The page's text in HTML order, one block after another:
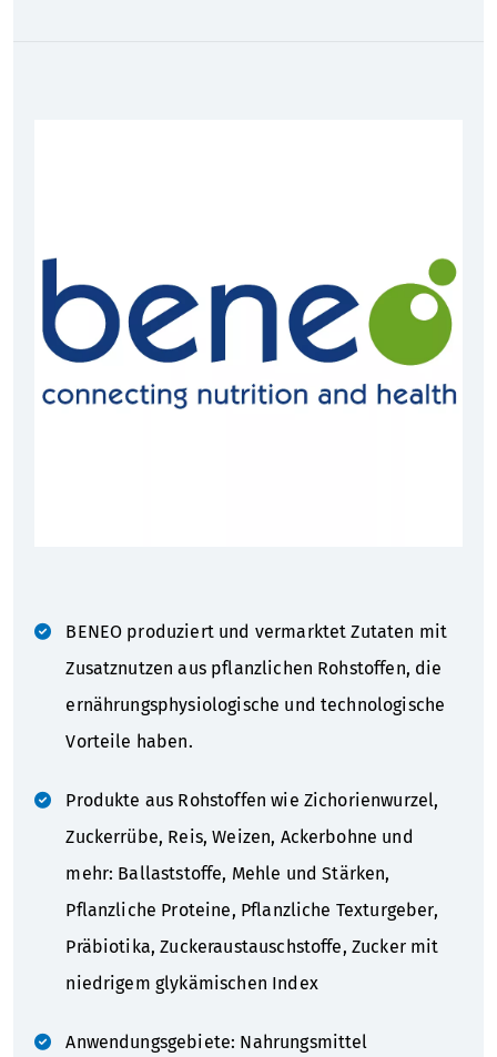
BENEO produziert und vermarktet Zutaten mit
Zusatznutzen aus pflanzlichen Rohstoffen, die
ernährungsphysiologische und technologische
Vorteile haben.
Produkte aus Rohstoffen wie Zichorienwurzel,
Zuckerrübe, Reis, Weizen, Ackerbohne und
mehr: Ballaststoffe, Mehle und Stärken,
Pflanzliche Proteine, Pflanzliche Texturgeber,
Präbiotika, Zuckeraustauschstoffe, Zucker mit
niedrigem glykämischen Index
Anwendungsgebiete: Nahrungsmittel